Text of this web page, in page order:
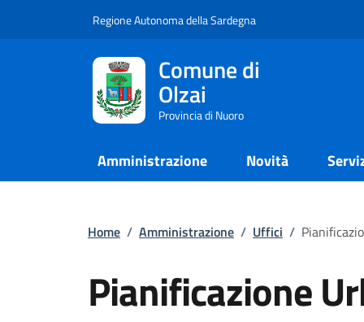
Regione Autonoma della Sardegna
Comune di
Olzai
Provincia di Nuoro
Amministrazione Novità
Home / Amministrazione / Uffici /
Pianificazione